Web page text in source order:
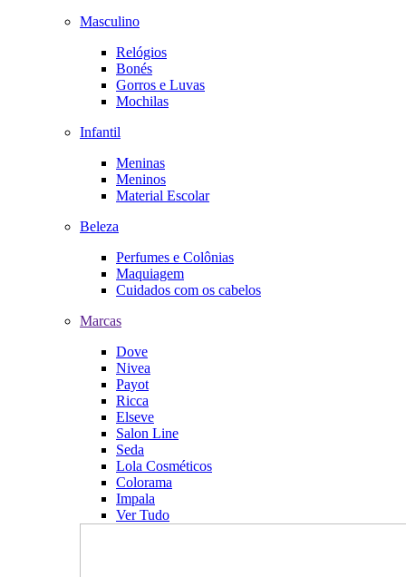
Masculino
Relógios
Bonés
Gorros e Luvas
Mochilas
Infantil
Meninas
Meninos
Material Escolar
Beleza
Perfumes e Colônias
Maquiagem
Cuidados com os cabelos
Marcas
Dove
Nivea
Payot
Ricca
Elseve
Salon Line
Seda
Lola Cosméticos
Colorama
Impala
Ver Tudo